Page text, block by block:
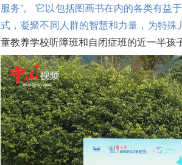
服务”。 它以包括图画书在内的各类有益
式，凝聚不同人群的智慧和力量，为特
童教养学校听障班和自闭症班的近一半孩